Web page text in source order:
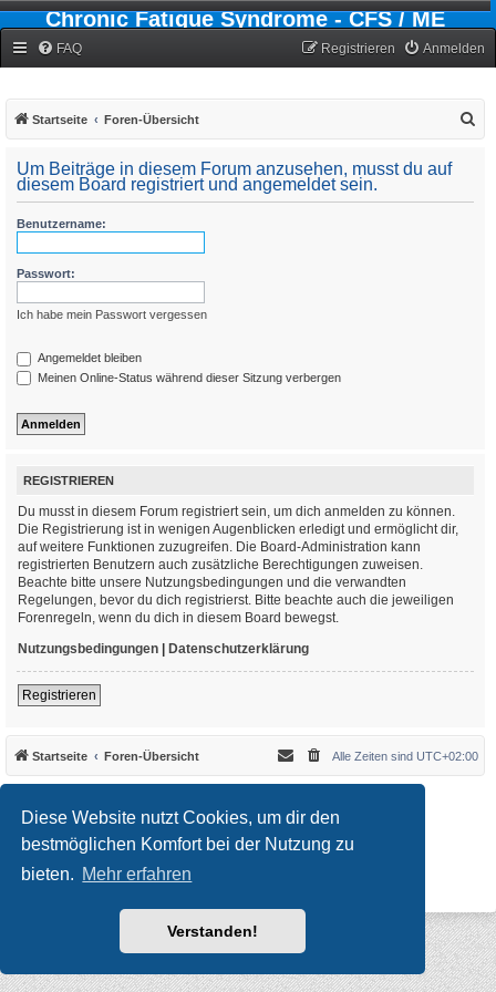
Diese Website nutzt Cookies, um dir den
bestmöglichen Komfort bei der Nutzung zu
bieten. Mehr erfahren
Verstanden!
Chronic Fatigue Syndrome - CFS / ME
FAQ Anmelden
Registrieren
Startseite Foren-Übersicht
Um Beiträge in diesem Forum anzusehen, musst du auf
diesem Board registriert und angemeldet sein.
Benutzername:
Passwort:
Ich habe mein Passwort vergessen
Angemeldet bleiben
Meinen Online-Status während dieser Sitzung verbergen
REGISTRIEREN
Du musst in diesem Forum registriert sein, um dich anmelden zu können.
Die Registrierung ist in wenigen Augenblicken erledigt und ermöglicht dir,
auf weitere Funktionen zuzugreifen. Die Board-Administration kann
registrierten Benutzern auch zusätzliche Berechtigungen zuweisen.
Beachte bitte unsere Nutzungsbedingungen und die verwandten
Regelungen, bevor du dich registrierst. Bitte beachte auch die jeweiligen
Forenregeln, wenn du dich in diesem Board bewegst.
Nutzungsbedingungen | Datenschutzerklärung
Registrieren
Startseite Foren-Übersicht Alle Zeiten sind UTC+02:00
Updated to 3.3.x by
MannixMD
*Style version: 3.4.10
Powered byphpBB ® Forum Software © phpBB Limited
Datenschutz